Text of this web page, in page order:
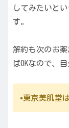
してみたいと
す。
解約も次のお
ばOKなので、
▪️東京美肌堂